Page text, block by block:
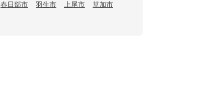
春日部市 羽生市 上尾市
草加市